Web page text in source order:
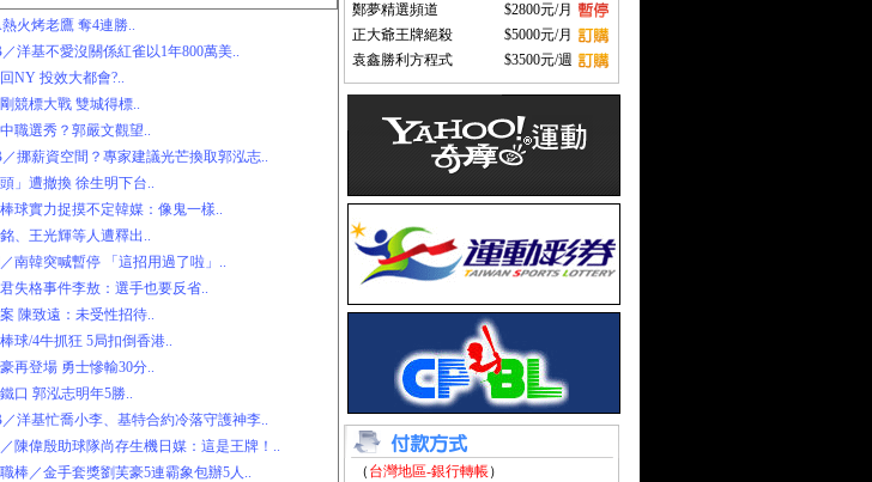
火烤老鷹 奪4連勝..
洋基不愛沒關係紅雀以1年800萬美..
NY 投效大都會?..
競標大戰 雙城得標..
職選秀？郭嚴文觀望..
挪薪資空間？專家建議光芒換取郭泓志..
頭」遭撤換 徐生明下台..
球實力捉摸不定韓媒：像鬼一樣..
、王光輝等人遭釋出..
南韓突喊暫停 「這招用過了啦」..
失格事件李敖：選手也要反省..
陳致遠：未受性招待..
球/4牛抓狂 5局扣倒香港..
再登場 勇士慘輸30分..
口 郭泓志明年5勝..
洋基忙喬小李、基特合約冷落守護神李..
陳偉殷助球隊尚存生機日媒：這是王牌！..
棒／金手套獎劉芙豪5連霸象包辦5人..
鄭夢精選頻道
$2800元/月
正大爺王牌絕殺
$5000元/月
袁鑫勝利方程式
$3500元/週
（ 台灣地區-銀行轉帳）